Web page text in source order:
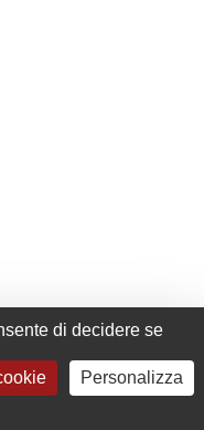
di decidere se
Personalizza
Contact